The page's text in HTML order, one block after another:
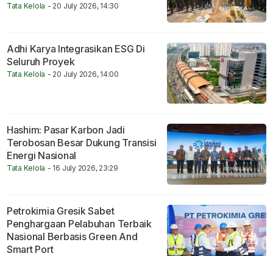
Tata Kelola - 20 July 2026, 14:30
Adhi Karya Integrasikan ESG Di
Seluruh Proyek
Tata Kelola - 20 July 2026, 14:00
Hashim: Pasar Karbon Jadi
Terobosan Besar Dukung Transisi
Energi Nasional
Tata Kelola - 16 July 2026, 23:29
Petrokimia Gresik Sabet
Penghargaan Pelabuhan Terbaik
Nasional Berbasis Green And
Smart Port